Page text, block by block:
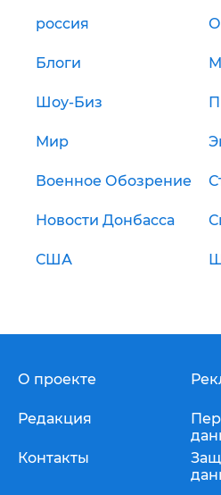
россия
Блоги
Шоу-Биз
Мир
Военное Обозрение
Новости Донбасса
США
О проекте
Редакция
Контакты